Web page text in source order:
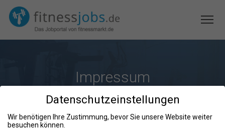
Impressum
Datenschutzeinstellungen
Wir benötigen Ihre Zustimmung, bevor Sie unsere Website weiter
besuchen können.